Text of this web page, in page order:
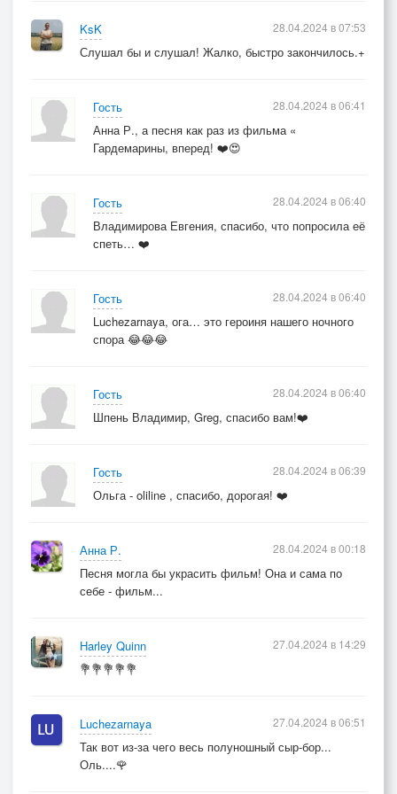
KsK
Слушал бы и слушал! Жалко, быстро закончилось.+
28.04.2024 в 07:53
Гость
Анна Р., а песня как раз из фильма «
Гардемарины, вперед! ❤️😍
28.04.2024 в 06:41
Гость
Владимирова Евгения, спасибо, что попросила её
спеть… ❤️
28.04.2024 в 06:40
Гость
Luchezarnaya, ога… это героиня нашего ночного
спора 😂😂😂
28.04.2024 в 06:40
Гость
Шпень Владимир, Greg, спасибо вам!❤️
28.04.2024 в 06:40
Гость
Ольга - oliline , спасибо, дорогая! ❤️
28.04.2024 в 06:39
Анна Р.
Песня могла бы украсить фильм! Она и сама по
себе - фильм...
28.04.2024 в 00:18
Harley Quinn
💐💐💐💐💐
27.04.2024 в 14:29
Luchezarnaya
Так вот из-за чего весь полуношный сыр-бор...
Оль....🌹
27.04.2024 в 06:51